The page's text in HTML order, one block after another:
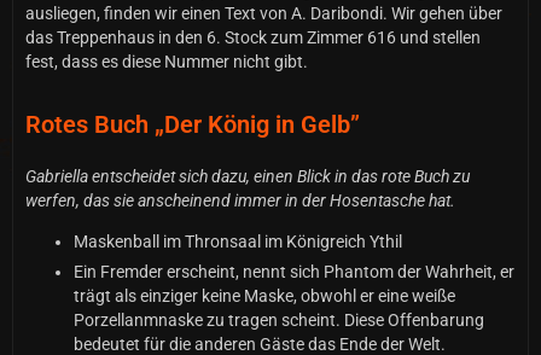
ausliegen, finden wir einen Text von A. Daribondi. Wir gehen über
das Treppenhaus in den 6. Stock zum Zimmer 616 und stellen
fest, dass es diese Nummer nicht gibt.
Rotes Buch „Der König in Gelb”
Gabriella entscheidet sich dazu, einen Blick in das rote Buch zu
werfen, das sie anscheinend immer in der Hosentasche hat.
Maskenball im Thronsaal im Königreich Ythil
Ein Fremder erscheint, nennt sich Phantom der Wahrheit, er
trägt als einziger keine Maske, obwohl er eine weiße
Porzellanmnaske zu tragen scheint. Diese Offenbarung
bedeutet für die anderen Gäste das Ende der Welt.